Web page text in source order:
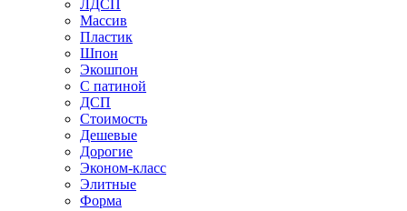
ЛДСП
Массив
Пластик
Шпон
Экошпон
С патиной
ДСП
Стоимость
Дешевые
Дорогие
Эконом-класс
Элитные
Форма